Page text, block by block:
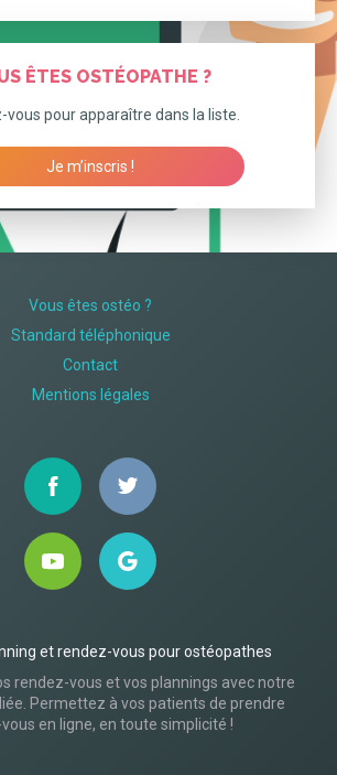
ÊTES OSTÉOPATHE ?
vous pour apparaître dans la liste.
Je m’inscris !
Vous êtes ostéo ?
Standard téléphonique
Contact
Mentions légales
et rendez-vous pour ostéopathes
rendez-vous et vos plannings avec notre
Permettez à vos patients de prendre
en ligne, en toute simplicité !